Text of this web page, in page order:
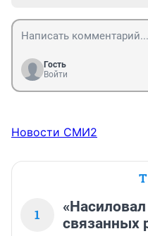
Гость
Войти
Новости СМИ2
1
«Насиловал
связанных